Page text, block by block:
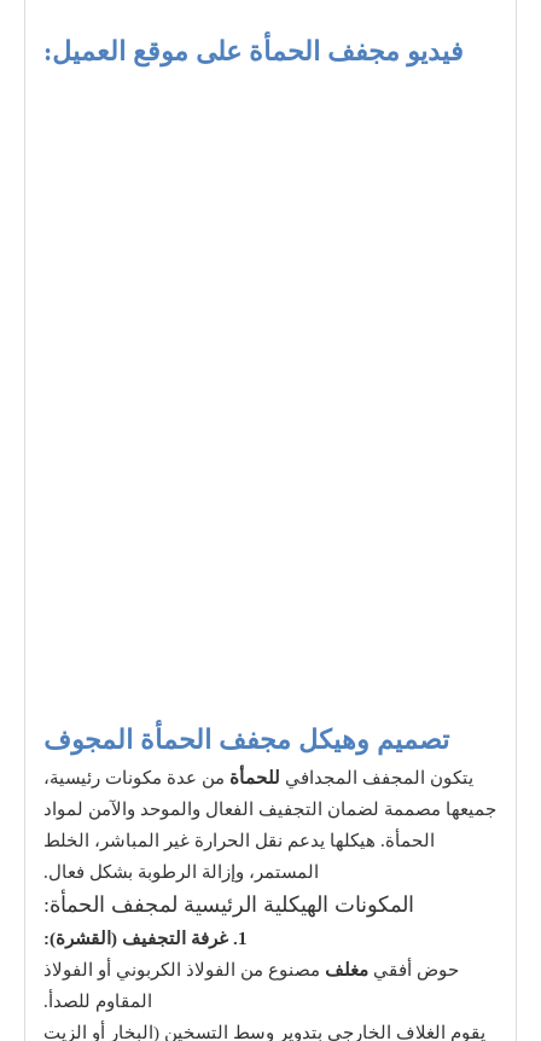
فيديو مجفف الحمأة على موقع العميل:
تصميم وهيكل مجفف الحمأة المجوف
يتكون المجفف المجدافي للحمأة من عدة مكونات رئيسية،
جميعها مصممة لضمان التجفيف الفعال والموحد والآمن لمواد
الحمأة. هيكلها يدعم نقل الحرارة غير المباشر، الخلط
المستمر، وإزالة الرطوبة بشكل فعال.
المكونات الهيكلية الرئيسية لمجفف الحمأة:
1. غرفة التجفيف (القشرة):
حوض أفقي مغلف مصنوع من الفولاذ الكربوني أو الفولاذ
المقاوم للصدأ.
يقوم الغلاف الخارجي بتدوير وسط التسخين (البخار أو الزيت